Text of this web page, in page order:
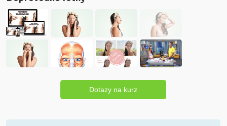
Dotazy na kurz